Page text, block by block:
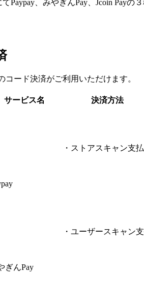
Paypay、みやぎんPay、Jcoin Pay
ード決済がご利用いただけます。
サービス名 決済方法
・ストアスキャン支払
ぎんPay
・ユーザースキャン